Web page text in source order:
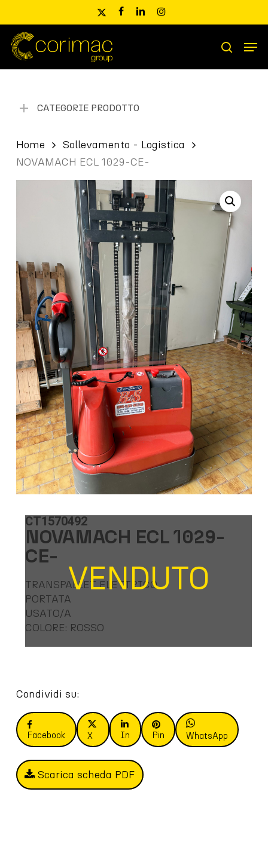
main
content
x-
facebooklinkedininstagram
Ricerca
prodotti
search
CATEGORIE PRODOTTO
Home
Sollevamento - Logistica
NOVAMACH ECL 1029-CE-
VENDUTO
CT1570492
NOVAMACH ECL 1029-
CE-
TRANSPALLET ELETTRICO
PORTATA
USATO/A
COLORE: ROSSO
Condividi su:
Facebook X In Pin WhatsApp
Scarica scheda PDF